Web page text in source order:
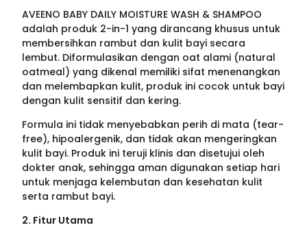
AVEENO BABY DAILY MOISTURE WASH & SHAMPOO
adalah produk 2-in-1 yang dirancang khusus untuk
membersihkan rambut dan kulit bayi secara
lembut. Diformulasikan dengan oat alami (natural
oatmeal) yang dikenal memiliki sifat menenangkan
dan melembapkan kulit, produk ini cocok untuk bayi
dengan kulit sensitif dan kering.
Formula ini tidak menyebabkan perih di mata (tear-
free), hipoalergenik, dan tidak akan mengeringkan
kulit bayi. Produk ini teruji klinis dan disetujui oleh
dokter anak, sehingga aman digunakan setiap hari
untuk menjaga kelembutan dan kesehatan kulit
serta rambut bayi.
2. Fitur Utama